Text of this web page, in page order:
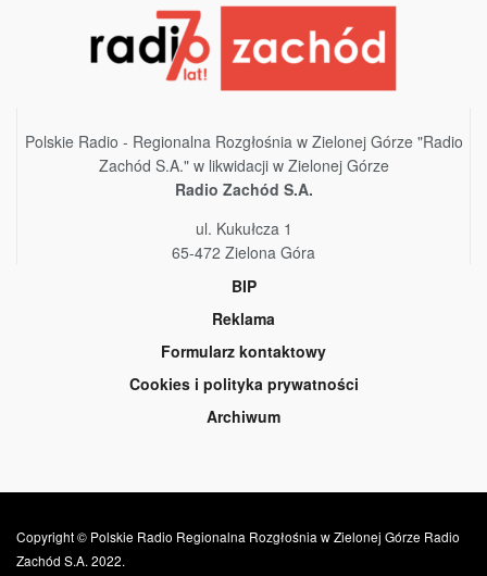
Polskie Radio - Regionalna Rozgłośnia w Zielonej Górze "Radio
Zachód S.A." w likwidacji w Zielonej Górze
Radio Zachód S.A.
ul. Kukułcza 1
65-472 Zielona Góra
BIP
Reklama
Formularz kontaktowy
Cookies i polityka prywatności
Archiwum
Copyright © Polskie Radio Regionalna Rozgłośnia w Zielonej Górze Radio
Zachód S.A. 2022.